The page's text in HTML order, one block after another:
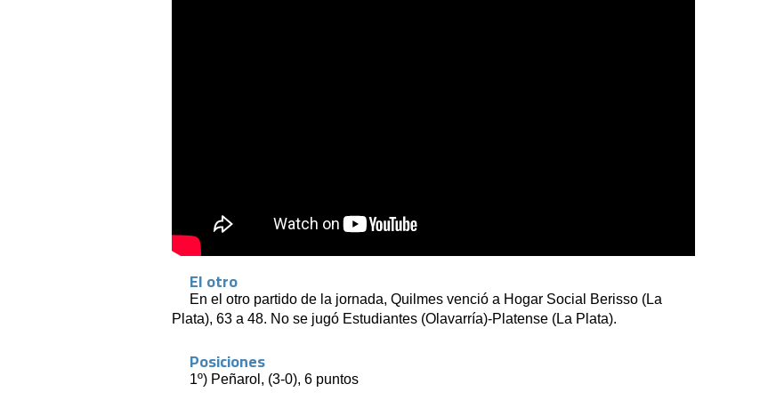
El otro
En el otro partido de la jornada, Quilmes venció a Hogar Social Berisso (La
Plata), 63 a 48. No se jugó Estudiantes (Olavarría)-Platense (La Plata).
Posiciones
1º) Peñarol, (3-0), 6 puntos